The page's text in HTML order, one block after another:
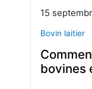
15
Bovin laitier
bovines